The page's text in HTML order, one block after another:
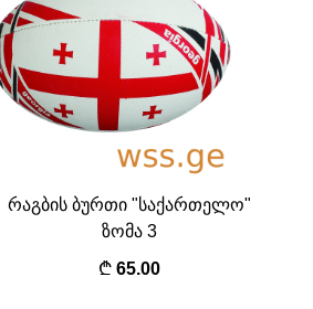
რაგბის ბურთი "საქართელო"
ზომა 3
65.00